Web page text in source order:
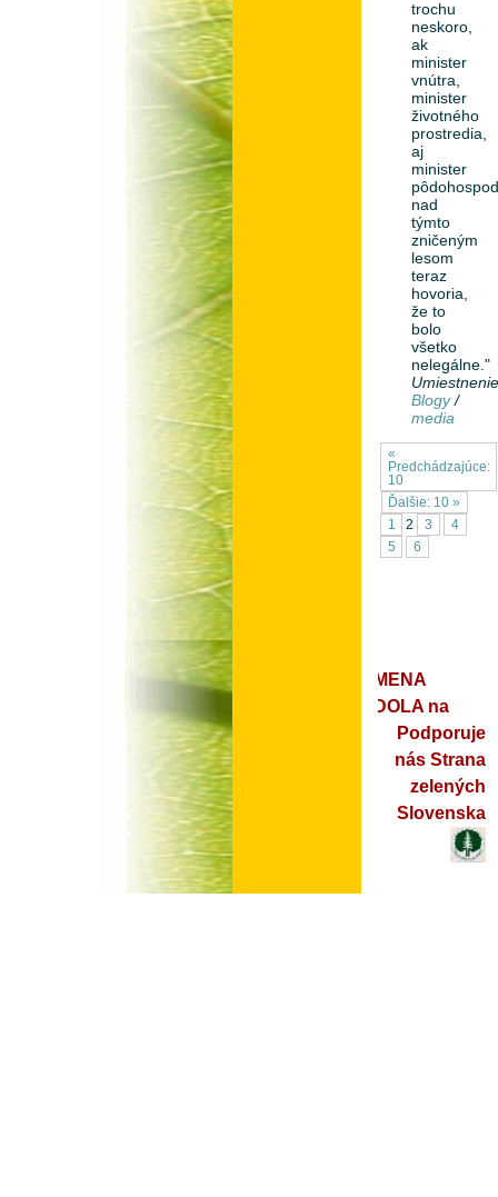
trochu
neskoro,
ak
minister
vnútra,
minister
životného
prostredia,
aj
minister
nad
týmto
zničeným
lesom
teraz
hovoria,
že to
bolo
všetko
nelegálne."
Blogy /
media
«
Predchádzajúce:
10
Ďalšie: 10 »
1
2 3
4
5
6
ZMENA
ZDOLA na
Podporuje
nás Strana
zelených
Slovenska